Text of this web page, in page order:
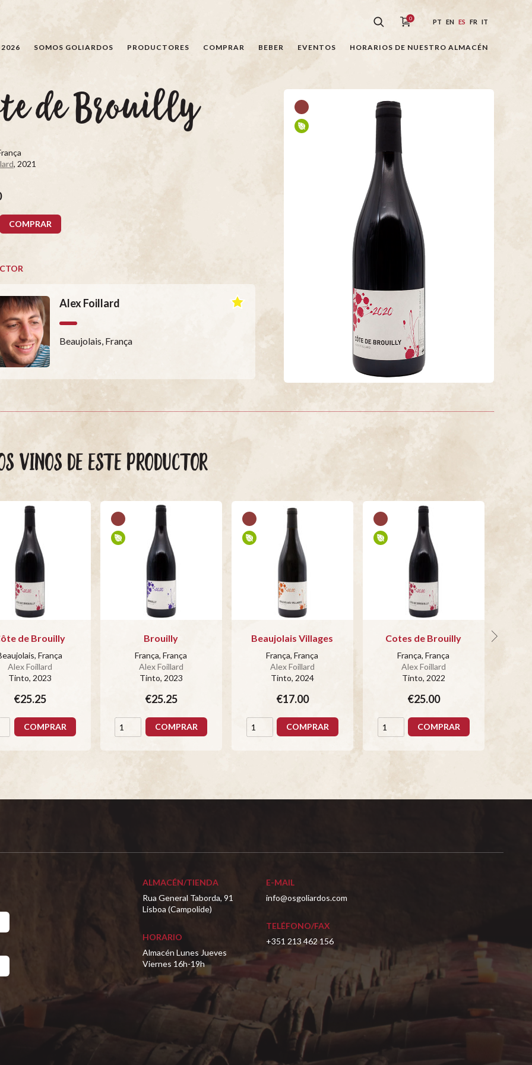
0 PT EN ES FR IT
SOMOS GOLIARDOS PRODUCTORES COMPRAR BEBER EVENTOS HORARIOS DE NUESTRO ALMACÉN
de Brouilly
, 2021
COMPRAR
Alex Foillard
Beaujolais, França
VINOS DE ESTE PRODUCTOR
de Brouilly
França
Alex Foillard
Tinto, 2023
€25.25
COMPRAR
Brouilly
França, França
Alex Foillard
Tinto, 2023
€25.25
COMPRAR
Beaujolais Villages
França, França
Alex Foillard
Tinto, 2024
€17.00
COMPRAR
Cotes de Brouilly
França, França
Alex Foillard
Tinto, 2022
€25.00
COMPRAR
ALMACÉN/TIENDA
Rua General Taborda, 91
Lisboa (Campolide)
HORARIO
Almacén Lunes Jueves
Viernes 16h-19h
E-MAIL
info@osgoliardos.com
TELÉFONO/FAX
+351 213 462 156